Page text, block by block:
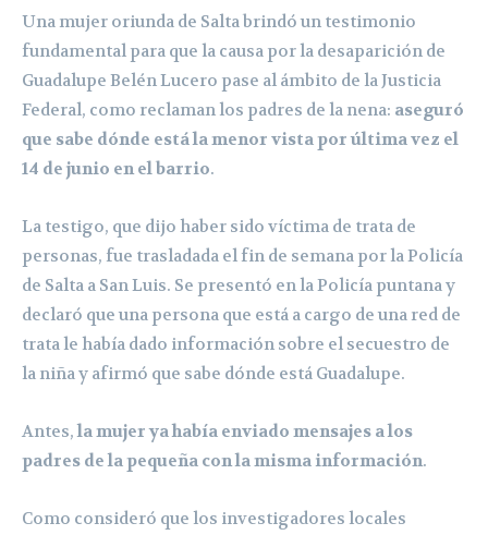
Una mujer oriunda de Salta brindó un testimonio
fundamental para que la causa por la desaparición de
Guadalupe Belén Lucero pase al ámbito de la Justicia
Federal, como reclaman los padres de la nena: aseguró
que sabe dónde está la menor vista por última vez el
14 de junio en el barrio.
La testigo, que dijo haber sido víctima de trata de
personas, fue trasladada el fin de semana por la Policía
de Salta a San Luis. Se presentó en la Policía puntana y
declaró que una persona que está a cargo de una red de
trata le había dado información sobre el secuestro de
la niña y afirmó que sabe dónde está Guadalupe.
Antes,la mujer ya había enviado mensajes a los
padres de la pequeña con la misma información.
Como consideró que los investigadores locales